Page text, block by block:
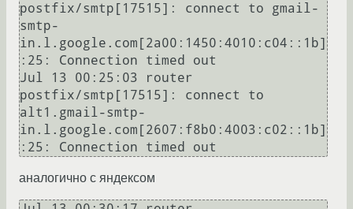
postfix/smtp[17515]: connect to gmail-
smtp-
in.l.google.com[2a00:1450:4010:c04::1b]
:25: Connection timed out
Jul 13 00:25:03 router
postfix/smtp[17515]: connect to
alt1.gmail-smtp-
in.l.google.com[2607:f8b0:4003:c02::1b]
аналогично с яндексом